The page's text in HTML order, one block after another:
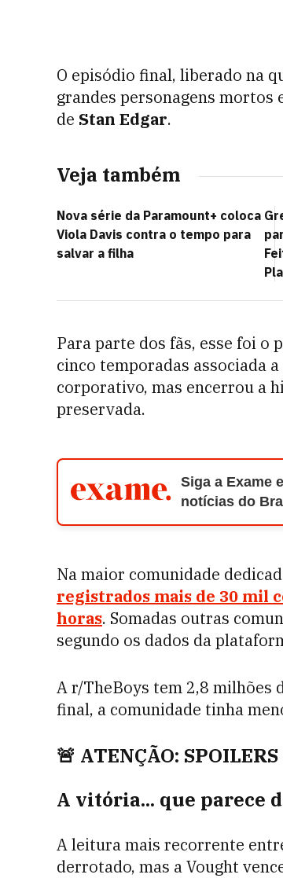
O episódio final, liberado na
grandes personagens mortos
de Stan Edgar.
Veja também
Nova série da Paramount+ coloca
Viola Davis contra o tempo para
salvar a filha
Para parte dos fãs, esse foi o
cinco temporadas associada
corporativo, mas encerrou a
preservada.
Siga a Exame
notícias do
Na maior comunidade
registrados mais de 30 mil
horas. Somadas outras
segundo os dados da
A r/TheBoys tem 2,8 milhões
final, a comunidade tinha
🚨 ATENÇÃO:
A vitória... que parece
A leitura mais recorrente
derrotado, mas a Vought